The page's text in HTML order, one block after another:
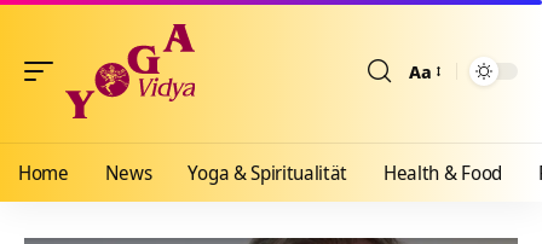
Aa
Home News Yoga & Spiritualität Health & Food